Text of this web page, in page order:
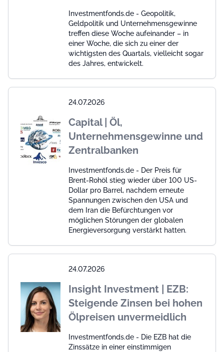
Investmentfonds.de - Geopolitik,
Geldpolitik und Unternehmensgewinne
treffen diese Woche aufeinander – in
einer Woche, die sich zu einer der
wichtigsten des Quartals, vielleicht sogar
des Jahres, entwickelt.
24.07.2026
Capital | Öl,
Unternehmensgewinne und
Zentralbanken
Investmentfonds.de - Der Preis für
Brent-Rohöl stieg wieder über 100 US-
Dollar pro Barrel, nachdem erneute
Spannungen zwischen den USA und
dem Iran die Befürchtungen vor
möglichen Störungen der globalen
Energieversorgung verstärkt hatten.
24.07.2026
Insight Investment | EZB:
Steigende Zinsen bei hohen
Ölpreisen unvermeidlich
Investmentfonds.de - Die EZB hat die
Zinssätze in einer einstimmigen